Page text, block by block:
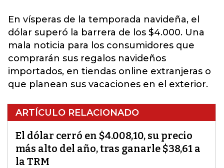
En vísperas de la temporada navideña, el
dólar superó la barrera de los $4.000. Una
mala noticia para los consumidores que
comprarán sus regalos navideños
importados, en tiendas online extranjeras o
que planean sus vacaciones en el exterior.
ARTÍCULO RELACIONADO
El dólar cerró en $4.008,10, su precio
más alto del año, tras ganarle $38,61 a
la TRM